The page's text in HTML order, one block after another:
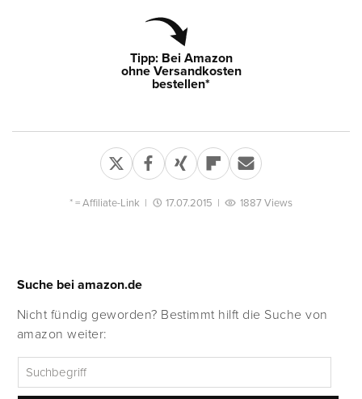
Tipp: Bei Amazon
ohne Versandkosten
bestellen*
* =Affiliate-Link | 17.07.2015 | 1887 Views
Suche bei amazon.de
Nicht fündig geworden? Bestimmt hilft die Suche von
amazon weiter: